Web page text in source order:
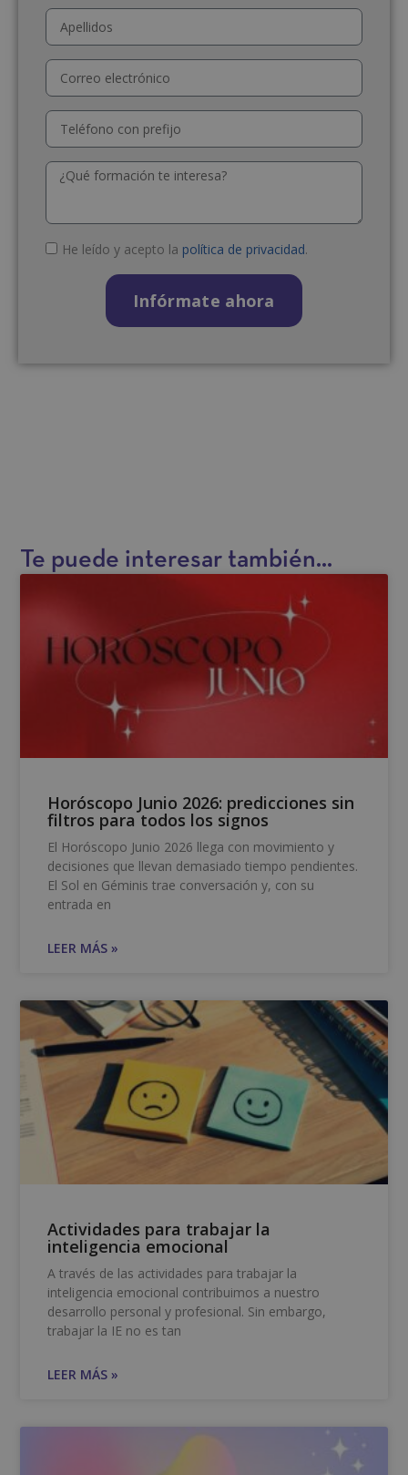
He leído y acepto la política de privacidad.
Infórmate ahora
Te puede interesar también...
Horóscopo Junio 2026: predicciones sin
filtros para todos los signos
El Horóscopo Junio 2026 llega con movimiento y
decisiones que llevan demasiado tiempo pendientes.
El Sol en Géminis trae conversación y, con su
entrada en
LEER MÁS »
Actividades para trabajar la
inteligencia emocional
A través de las actividades para trabajar la
inteligencia emocional contribuimos a nuestro
desarrollo personal y profesional. Sin embargo,
trabajar la IE no es tan
LEER MÁS »